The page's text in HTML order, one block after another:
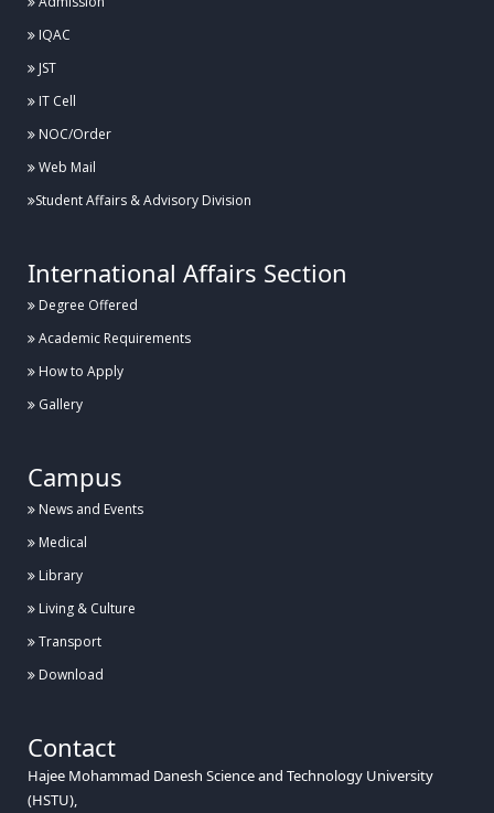
IQAC
JST
IT Cell
NOC/Order
Web Mail
Student Affairs & Advisory Division
International Affairs Section
Degree Offered
Academic Requirements
How to Apply
Gallery
Campus
News and Events
Medical
Library
Living & Culture
Transport
Download
Contact
Hajee Mohammad Danesh Science and Technology University
(HSTU),